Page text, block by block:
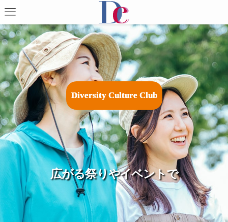
Diversity Culture Club
広がる祭りやイベントで